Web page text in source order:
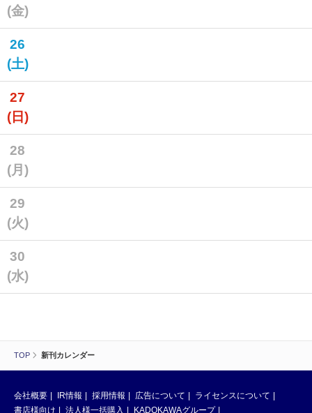
TOP 新刊カレンダー
(金)
26
(土)
27
(日)
28
(月)
29
(火)
30
(水)
会社概要 IR情報 採用情報 広告について
ライセンスについて
書店様向け
法人様一括購入 KADOKAWAグループ